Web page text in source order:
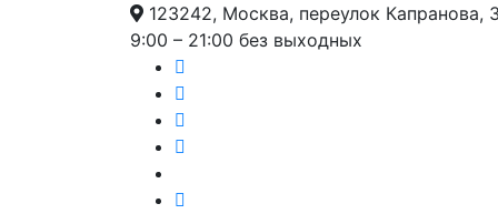
123242, Москва, переулок Капранова,
9:00 – 21:00 без выходных